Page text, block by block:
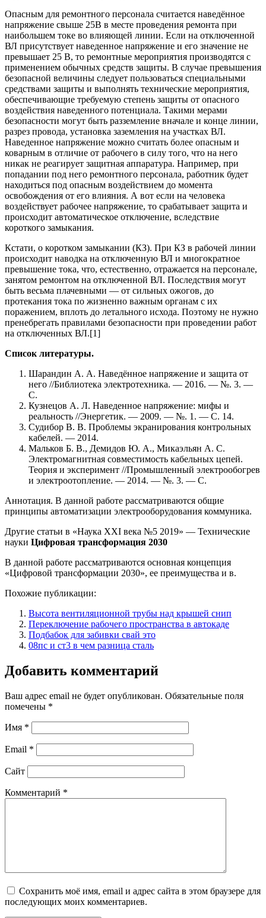
Опасным для ремонтного персонала считается наведённое
напряжение свыше 25В в месте проведения ремонта при
наибольшем токе во влияющей линии. Если на отключенной
ВЛ присутствует наведенное напряжение и его значение не
превышает 25 В, то ремонтные мероприятия производятся с
применением обычных средств защиты. В случае превышения
безопасной величины следует пользоваться специальными
средствами защиты и выполнять технические мероприятия,
обеспечивающие требуемую степень защиты от опасного
воздействия наведенного потенциала. Такими мерами
безопасности могут быть разземление вначале и конце линии,
разрез провода, установка заземления на участках ВЛ.
Наведенное напряжение можно считать более опасным и
коварным в отличие от рабочего в силу того, что на него
никак не реагирует защитная аппаратура. Например, при
попадании под него ремонтного персонала, работник будет
находиться под опасным воздействием до момента
освобождения от его влияния. А вот если на человека
воздействует рабочее напряжение, то срабатывает защита и
происходит автоматическое отключение, вследствие
короткого замыкания.
Кстати, о коротком замыкании (КЗ). При КЗ в рабочей линии
происходит наводка на отключенную ВЛ и многократное
превышение тока, что, естественно, отражается на персонале,
занятом ремонтом на отключенной ВЛ. Последствия могут
быть весьма плачевными — от сильных ожогов, до
протекания тока по жизненно важным органам с их
поражением, вплоть до летального исхода. Поэтому не нужно
пренебрегать правилами безопасности при проведении работ
на отключенных ВЛ.[1]
Список литературы.
Шарандин А. А. Наведённое напряжение и защита от
него //Библиотека электротехника. — 2016. — №. 3. —
С.
Кузнецов А. Л. Наведенное напряжение: мифы и
реальность //Энергетик. — 2009. — №. 1. — С. 14.
Судибор В. В. Проблемы экранирования контрольных
кабелей. — 2014.
Мальков Б. В., Демидов Ю. А., Микаэльян А. С.
Электромагнитная совместимость кабельных цепей.
Теория и эксперимент //Промышленный электрообогрев
и электроотопление. — 2014. — №. 3. — С.
Аннотация. В данной работе рассматриваются общие
принципы автоматизации электрооборудования коммуника.
Другие статьи в «Наука XXI века №5 2019» — Технические
науки Цифровая трансформация 2030
В данной работе рассматриваются основная концепция
«Цифровой трансформации 2030», ее преимущества и в.
Похожие публикации:
Высота вентиляционной трубы над крышей снип
Переключение рабочего пространства в автокаде
Подбабок для забивки свай это
08пс и ст3 в чем разница сталь
Добавить комментарий
Ваш адрес email не будет опубликован. Обязательные поля
помечены *
Имя *
Email *
Сайт
Комментарий *
Сохранить моё имя, email и адрес сайта в этом браузере для
последующих моих комментариев.